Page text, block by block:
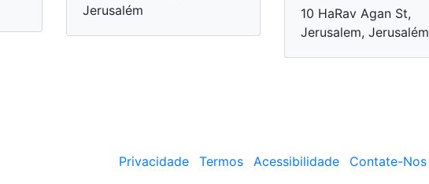
Jerusalém
10 HaRav Agan St,
Jerusalem, Jerusalém
Privacidade Termos Acessibilidade Contate-Nos